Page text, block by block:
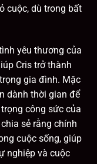
cuộc, dù trong bất
yêu thương của
Cris trở thành
gia đình. Mặc
dành thời gian để
công sức của
sẻ rằng chính
cuộc sống, giúp
nghiệp và cuộc